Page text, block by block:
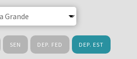
SEN DEP. FED DEP. EST